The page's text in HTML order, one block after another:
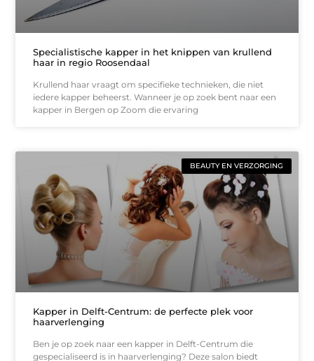
Specialistische kapper in het knippen van krullend
haar in regio Roosendaal
Krullend haar vraagt om specifieke technieken, die niet
iedere kapper beheerst. Wanneer je op zoek bent naar een
kapper in Bergen op Zoom die ervaring
BEAUTY EN VERZORGING
Kapper in Delft-Centrum: de perfecte plek voor
haarverlenging
Ben je op zoek naar een kapper in Delft-Centrum die
gespecialiseerd is in haarverlenging? Deze salon biedt